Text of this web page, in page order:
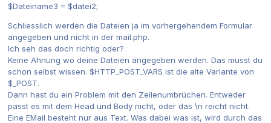
$Dateiname3 = $datei2;
Schliesslich werden die Dateien ja im vorhergehendem Formular
angegeben und nicht in der mail.php.
Ich seh das doch richtig oder?
Keine Ahnung wo deine Dateien angegeben werden. Das musst du
schon selbst wissen. $HTTP_POST_VARS ist die alte Variante von
$_POST.
Dann hast du ein Problem mit den Zeilenumbrüchen. Entweder
passt es mit dem Head und Body nicht, oder das \n reicht nicht.
Eine EMail besteht nur aus Text. Was dabei was ist, wird durch das